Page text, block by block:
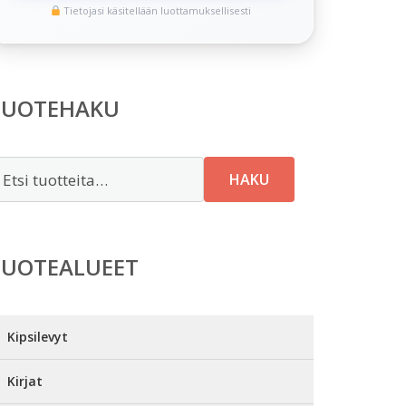
Tietojasi käsitellään luottamuksellisesti
HAKU
Kipsilevyt
Kirjat